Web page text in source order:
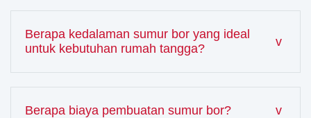
Berapa kedalaman sumur bor yang ideal
untuk kebutuhan rumah tangga?
Berapa biaya pembuatan sumur bor?